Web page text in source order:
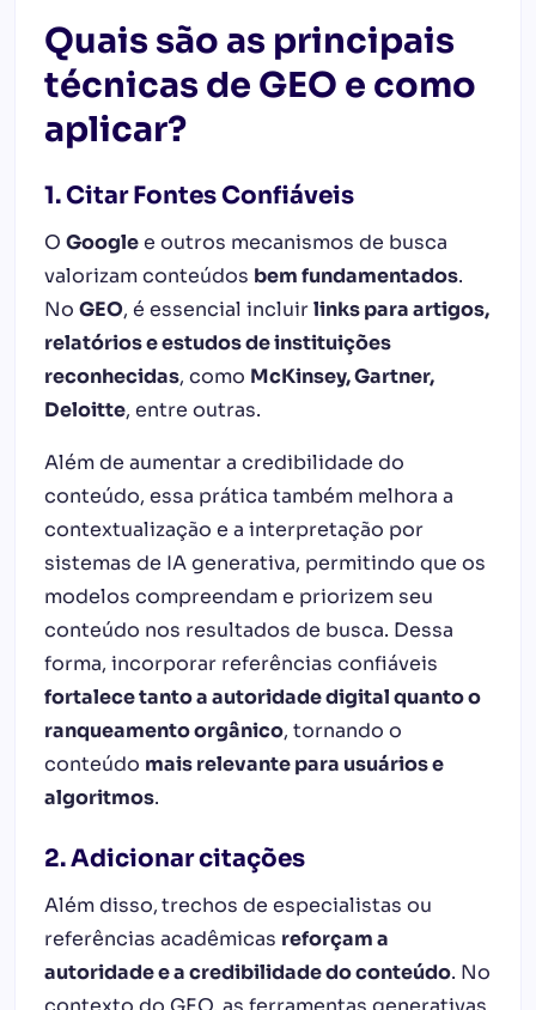
Quais são as principais
técnicas de GEO e como
aplicar?
1. Citar Fontes Confiáveis
O Googlee outros mecanismos de busca
valorizam conteúdos bem fundamentados.
No GEO, é essencial incluirlinks para artigos,
relatórios e estudos de instituições
reconhecidas, como McKinsey,Gartner,
Deloitte, entre outras.
Além de aumentar a credibilidade do
conteúdo, essa prática também melhora a
contextualização e a interpretação por
sistemas de IA generativa, permitindo que os
modelos compreendam e priorizem seu
conteúdo nos resultados de busca. Dessa
forma, incorporar referências confiáveis
fortalece tanto a autoridade digital quanto o
ranqueamento orgânico, tornando o
conteúdo mais relevante para usuários e
algoritmos.
2. Adicionar citações
Além disso,trechos de especialistas ou
referências acadêmicas reforçam a
autoridade e a credibilidade do conteúdo. No